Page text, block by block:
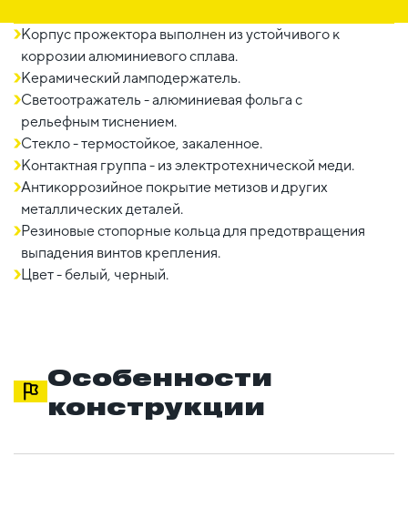
Корпус прожектора выполнен из устойчивого к
коррозии алюминиевого сплава.
Керамический ламподержатель.
Светоотражатель - алюминиевая фольга с
рельефным тиснением.
Стекло - термостойкое, закаленное.
Контактная группа - из электротехнической меди.
Антикоррозийное покрытие метизов и других
металлических деталей.
Резиновые стопорные кольца для предотвращения
выпадения винтов крепления.
Цвет - белый, черный.
Особенности
конструкции